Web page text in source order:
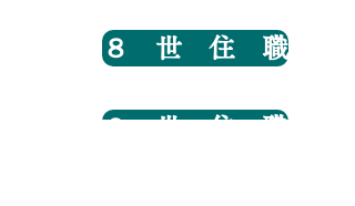
８ 世 住 職
９ 世 住 職